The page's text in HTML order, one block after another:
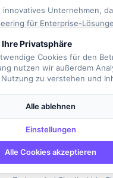
Unternehmen,
für Enterprise-
Kundenprojekten und haben
gewonnen. In dieser
in Enterprise-
Sie arbeiten eng mit den
Herausforderungen zu
zu entwerfen. Ihre
zu orchestrieren,
Output kritisch zu
sondern in Architekturen.
Architekturen und setzen
Privatsphäre
Cookies für den
nutzen wir außerdem
zu verstehen und
Alle ablehnen
Einstellungen
Alle Cookies akzeptieren